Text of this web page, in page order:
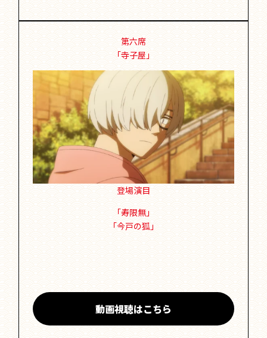
第六席
「寺子屋」
登場演目
「寿限無」
「今戸の狐」
動画視聴はこちら